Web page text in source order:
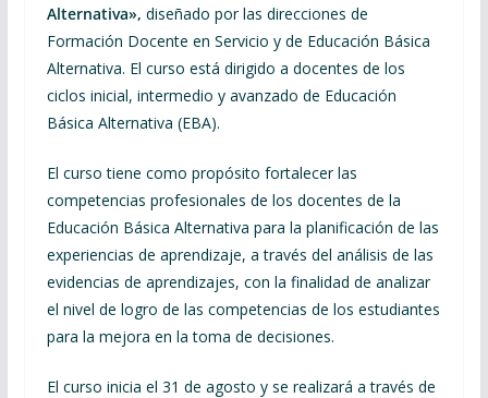
Alternativa», diseñado por las direcciones de
Formación Docente en Servicio y de Educación Básica
Alternativa. El curso está dirigido a docentes de los
ciclos inicial, intermedio y avanzado de Educación
Básica Alternativa (EBA).
El curso tiene como propósito fortalecer las
competencias profesionales de los docentes de la
Educación Básica Alternativa para la planificación de las
experiencias de aprendizaje, a través del análisis de las
evidencias de aprendizajes, con la finalidad de analizar
el nivel de logro de las competencias de los estudiantes
para la mejora en la toma de decisiones.
El curso inicia el 31 de agosto y se realizará a través de